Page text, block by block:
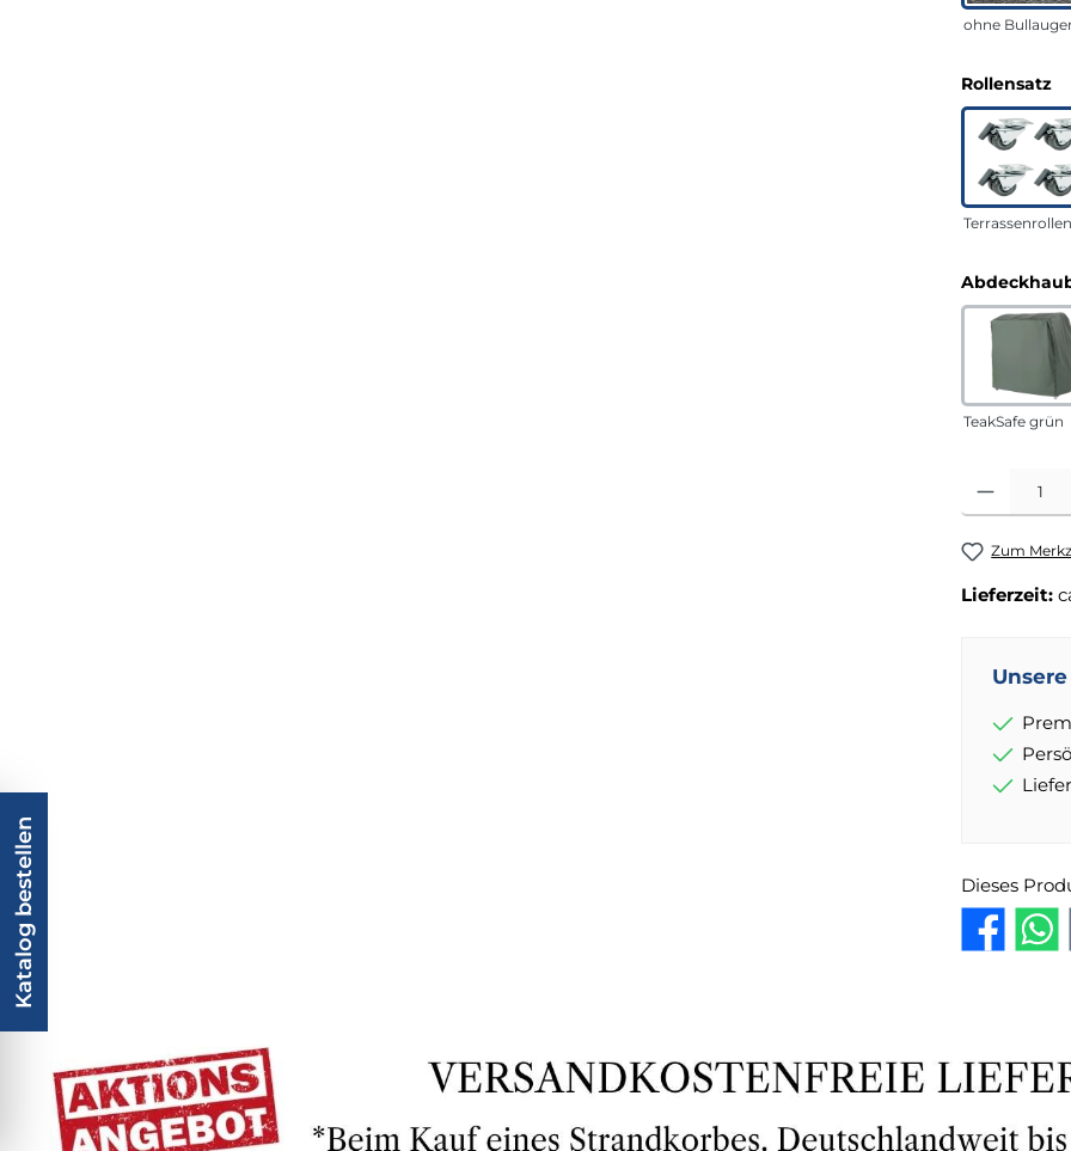
ohne
Rollensatz
Terrassenrollen
TeakSafe grün
Produkt
Zum
Lieferzeit:
Dieses
Katalog bestellen